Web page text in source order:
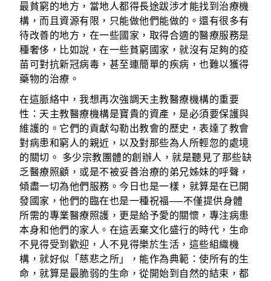
最貧窮的地方，當地人都得長途跋涉才能找到治療機
構，而且資源有限，只能做他們能做的。還有很多有
待改善的地方，在一些國家，取得合適的醫療服務是
種奢侈，比如說，在一些貧窮國家，就沒有足夠的疫
苗可對抗新冠病毒，甚至連簡單的疾病，也難以獲得
藥物的治療。
在這脈絡中，我想再次強調天主教醫療機構的重要
性：天主教醫療機構是寶貴的資產，是必須要保護與
維護的。它們的貢獻勾勒出教會的歷史，表達了教會
對病患和窮人的親近，以及對那些為人所輕忽的處境
的關切。 多少宗教團體的創辦人，就是聽見了那些缺
乏醫療照顧，或是不被妥善治療的弟兄姊妹的呼聲，
傾盡一切為他們服務。今日也是一樣，就算是在已開
發國家，他們的臨在也是一種祝福──不僅提供身體
所需的專業醫療照護，更是給予愛的關懷，專注病患
本身和他們的家人。在這丟棄文化盛行的時代，生命
不見得受到歡迎，人不見得樂於生活，這些組織機
構，就好似「慈悲之所」，能作為典範：使所有的生
命，就算是最脆弱的生命，從開始到自然的結束，都